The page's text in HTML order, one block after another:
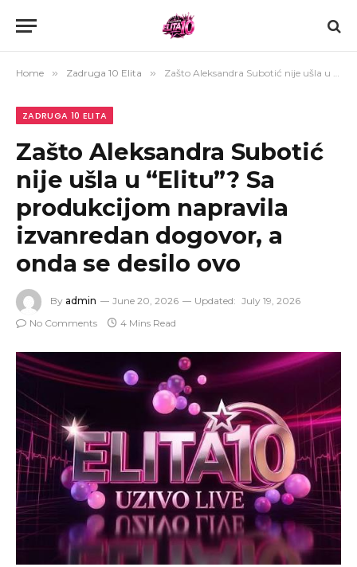
Home » Zadruga 10 Elita » Zašto Aleksandra Subotić nije ušla u “Elitu”? Sa produkcijom napravila izvanredan dogovor, a onda se desilo ovo
ZADRUGA 10 ELITA
Zašto Aleksandra Subotić
nije ušla u “Elitu”? Sa
produkcijom napravila
izvanredan dogovor, a
onda se desilo ovo
By admin June 20, 2026 Updated: July 19, 2026
No Comments
4 Mins Read